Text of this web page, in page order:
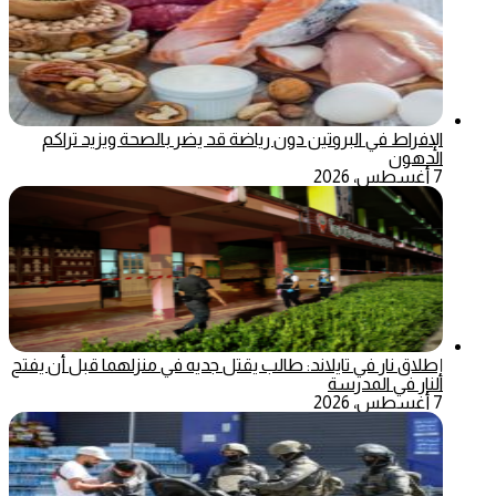
الإفراط في البروتين دون رياضة قد يضر بالصحة ويزيد تراكم
الدهون
7 أغسطس، 2026
إطلاق نار في تايلاند: طالب يقتل جديه في منزلهما قبل أن يفتح
النار في المدرسة
7 أغسطس، 2026